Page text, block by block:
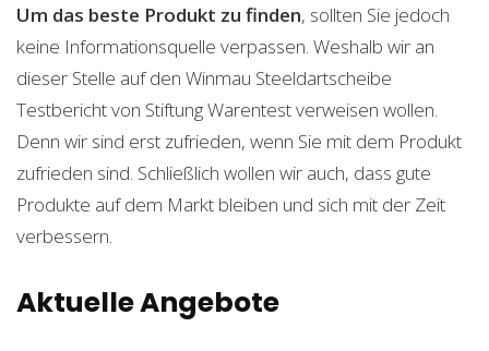
Um das beste Produkt zu finden, sollten Sie jedoch
keine Informationsquelle verpassen. Weshalb wir an
dieser Stelle auf den Winmau Steeldartscheibe
Testbericht von Stiftung Warentest verweisen wollen.
Denn wir sind erst zufrieden, wenn Sie mit dem Produkt
zufrieden sind. Schließlich wollen wir auch, dass gute
Produkte auf dem Markt bleiben und sich mit der Zeit
verbessern.
Aktuelle Angebote